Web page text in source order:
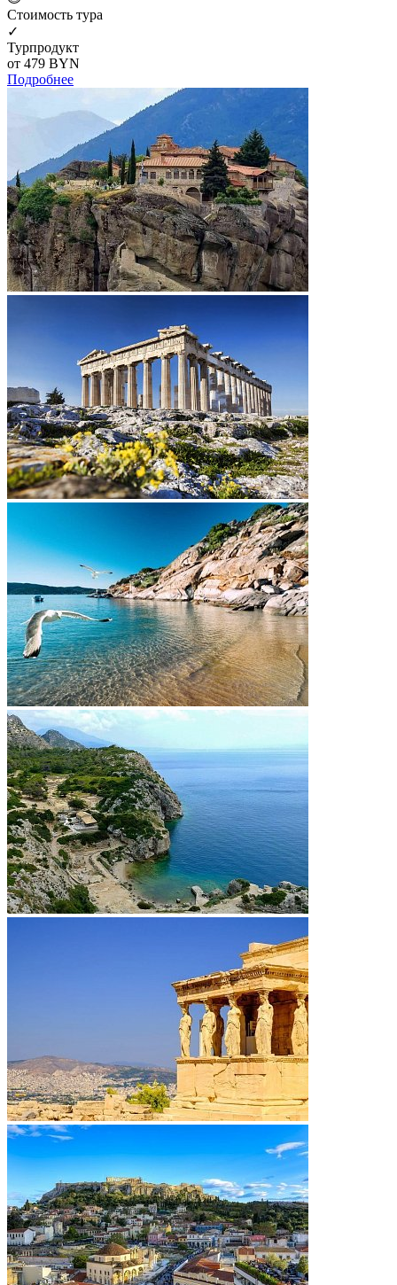
Cтоимость тура
✓
Турпродукт
от 479 BYN
Подробнее